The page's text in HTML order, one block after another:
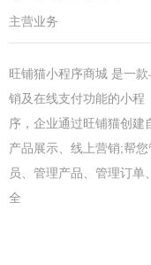
主营业务
旺铺猫小程序商城 是一
销及在线支付功能的小程
序，企业通过旺铺猫创建
产品展示、线上营销;帮您
员、管理产品、管理订
全